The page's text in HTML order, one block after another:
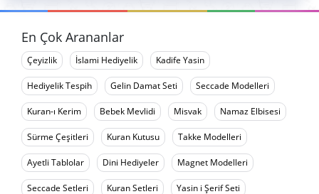
En Çok Arananlar
Çeyizlik İslami Hediyelik Kadife Yasin
Hediyelik Tespih Gelin Damat Seti Seccade Modelleri
Kuran-ı Kerim Bebek Mevlidi Misvak Namaz Elbisesi
Sürme Çeşitleri Kuran Kutusu Takke Modelleri
Ayetli Tablolar Dini Hediyeler Magnet Modelleri
Seccade Setleri Kuran Setleri Yasin i Şerif Seti